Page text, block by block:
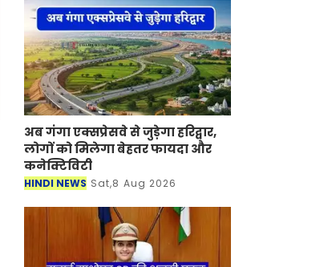
जाने क
अब गंगा एक्सप्रेसवे से जुड़ेगा हरिद्वार,
लोगों को मिलेगा बेहतर फायदा और
कनेक्टिविटी
HINDI NEWS Sat,8 Aug 2026